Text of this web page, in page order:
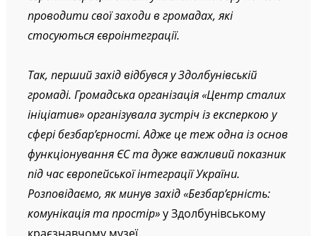
проводити свої заходи в громадах, які
стосуються євроінтеграції.
Так, перший захід відбувся у Здолбунівській
громаді. Громадська організація «Центр сталих
ініціатив» організувала зустріч із експеркою у
сфері безбар’єрності. Адже це теж одна із основ
функціонування ЄС та дуже важливий показник
під час європейської інтеграції України.
Розповідаємо, як минув захід «Безбар’єрність:
комунікація та простір»у Здолбунівському